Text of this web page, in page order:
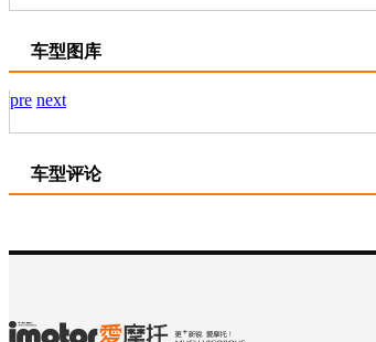
车型图库
pre next
车型评论